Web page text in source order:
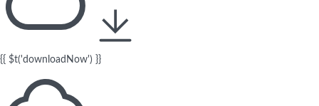
{{ $t('downloadNow') }}